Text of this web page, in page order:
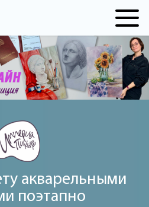
акварельными
поэтапно